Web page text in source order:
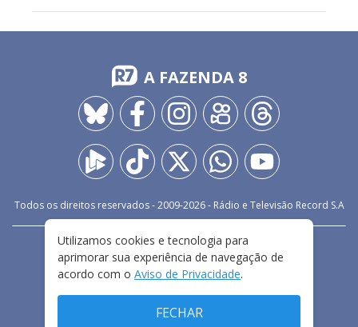
A FAZENDA 8
Todos os direitos reservados - 2009-2026- Rádio e Televisão Record S.A
FALE CONOSCO
PRIVACIDADE
TERMOS E CONDIÇÕES DE USO
Utilizamos cookies e tecnologia para
aprimorar sua experiência de navegação de
acordo com o Aviso de Privacidade.
FECHAR